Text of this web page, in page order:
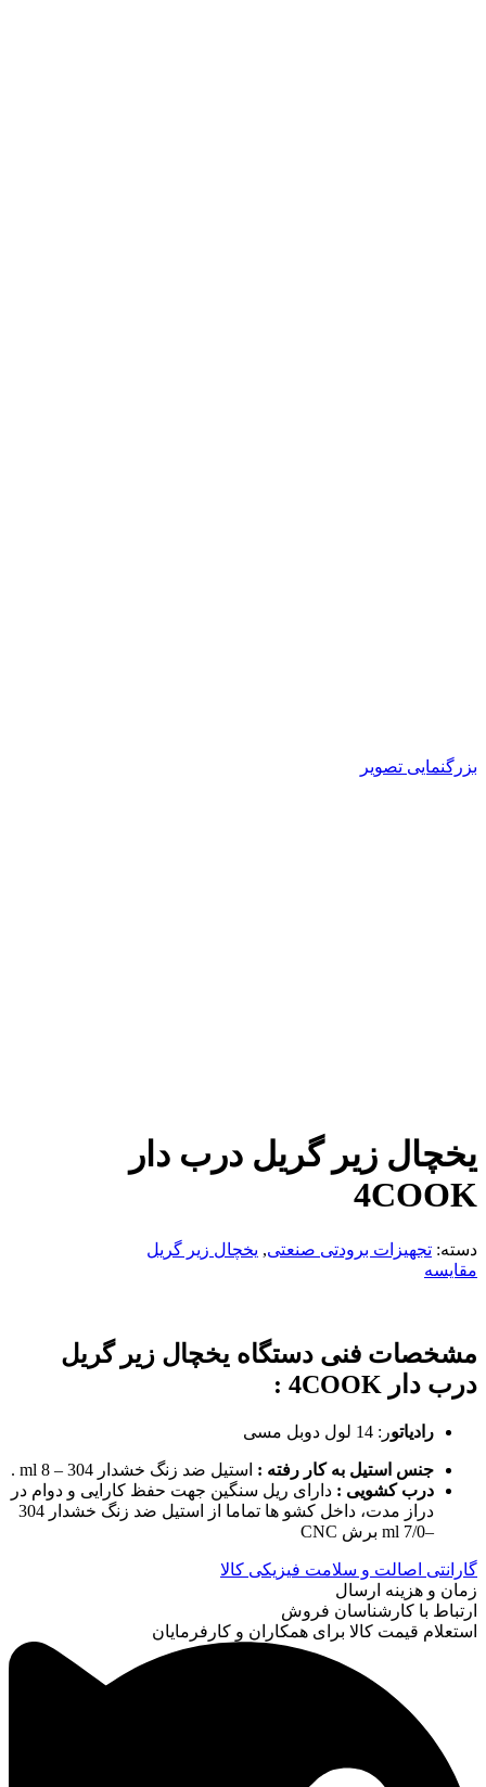
بزرگنمایی تصویر
یخچال زیر گریل درب دار
4COOK
دسته: تجهیزات برودتی صنعتی, یخچال زیر گریل
مقایسه
مشخصات فنی دستگاه یخچال زیر گریل
درب دار 4COOK
:
رادیاتور: 14 لول دوبل مسی
جنس استیل به کار رفته : استیل ضد زنگ خشدار 304 – 8 ml .
درب کشویی : دارای ریل سنگین جهت حفظ کارایی و دوام در
دراز مدت، داخل کشو ها تماما از استیل ضد زنگ خشدار 304
–ml 7/0 برش CNC
گارانتی اصالت و سلامت فیزیکی کالا
زمان و هزینه ارسال
ارتباط با کارشناسان فروش
استعلام قیمت کالا برای همکاران و کارفرمایان